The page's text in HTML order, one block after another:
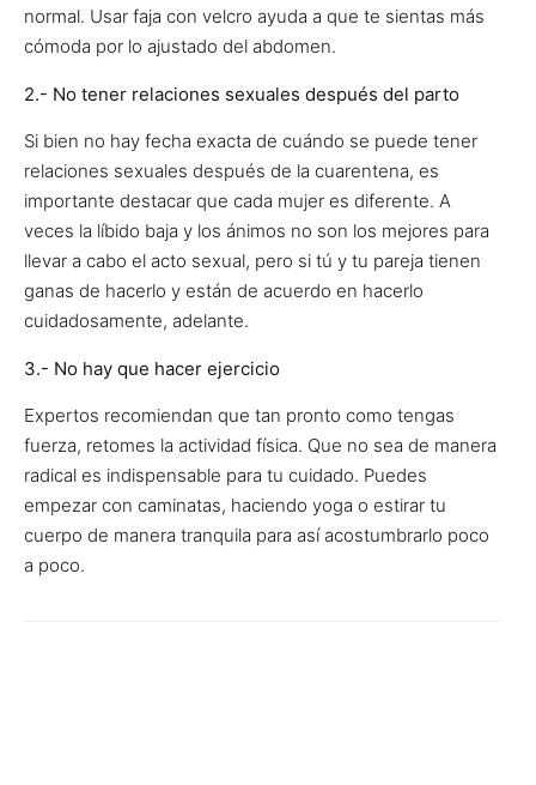
normal. Usar faja con velcro ayuda a que te sientas más
cómoda por lo ajustado del abdomen.
2.- No tener relaciones sexuales después del parto
Si bien no hay fecha exacta de cuándo se puede tener
relaciones sexuales después de la cuarentena, es
importante destacar que cada mujer es diferente. A
veces la líbido baja y los ánimos no son los mejores para
llevar a cabo el acto sexual, pero si tú y tu pareja tienen
ganas de hacerlo y están de acuerdo en hacerlo
cuidadosamente, adelante.
3.- No hay que hacer ejercicio
Expertos recomiendan que tan pronto como tengas
fuerza, retomes la actividad física. Que no sea de manera
radical es indispensable para tu cuidado. Puedes
empezar con caminatas, haciendo yoga o estirar tu
cuerpo de manera tranquila para así acostumbrarlo poco
a poco.